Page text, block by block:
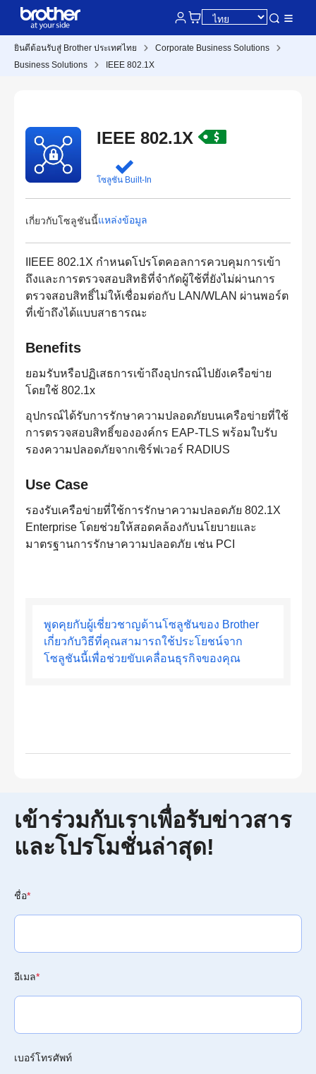
ยินดีต้อนรับสู่ Brother ประเทศไทย
Corporate Business Solutions
Business Solutions
IEEE 802.1X
IEEE 802.1X
โซลูชัน Built-In
เกี่ยวกับโซลูชันนี้แหล่งข้อมูล
IIEEE 802.1X กำหนดโปรโตคอลการควบคุมการเข้า
ถึงและการตรวจสอบสิทธิที่จำกัดผู้ใช้ที่ยังไม่ผ่านการ
ตรวจสอบสิทธิ์ไม่ให้เชื่อมต่อกับ LAN/WLAN ผ่านพอร์ต
ที่เข้าถึงได้แบบสาธารณะ
Benefits
ยอมรับหรือปฏิเสธการเข้าถึงอุปกรณ์ไปยังเครือข่าย
โดยใช้ 802.1x
อุปกรณ์ได้รับการรักษาความปลอดภัยบนเครือข่ายที่ใช้
การตรวจสอบสิทธิ์ขององค์กร EAP-TLS พร้อมใบรับ
รองความปลอดภัยจากเซิร์ฟเวอร์ RADIUS
Use Case
รองรับเครือข่ายที่ใช้การรักษาความปลอดภัย 802.1X
Enterprise โดยช่วยให้สอดคล้องกับนโยบายและ
มาตรฐานการรักษาความปลอดภัย เช่น PCI
พูดคุยกับผู้เชี่ยวชาญด้านโซลูชันของ Brother
เกี่ยวกับวิธีที่คุณสามารถใช้ประโยชน์จาก
โซลูชันนี้เพื่อช่วยขับเคลื่อนธุรกิจของคุณ
เข้าร่วมกับเราเพื่อรับข่าวสาร
และโปรโมชั่นล่าสุด!
ชื่อ*
อีเมล*
เบอร์โทรศัพท์